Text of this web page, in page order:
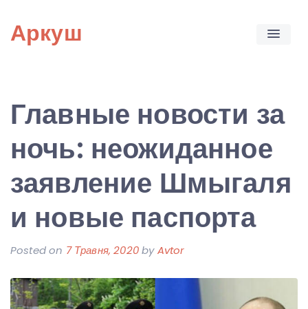
content
Аркуш
Главные новости за
ночь: неожиданное
заявление Шмыгаля
и новые паспорта
Posted on 7 Травня, 2020byAvtor